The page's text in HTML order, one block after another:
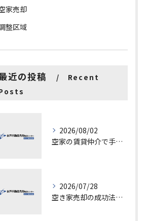
家売却
整区域
近の投稿
Recent
2026/08/02
空家の賃貸仲介で手数料と上限を徹底解説し200万円物件の注意点も紹介
2026/07/28
空き家売却の成功法と注意点